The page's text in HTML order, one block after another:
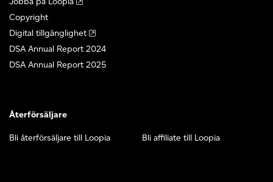
Copyright
Digital tillgänglighet
DSA Annual Report 2024
DSA Annual Report 2025
Återförsäljare
Bli återförsäljare till Loopia Bli affiliate till Loopia